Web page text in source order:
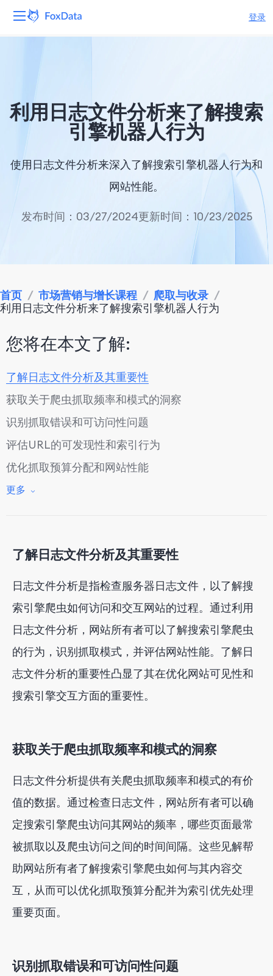
登录
解决方案
公司
利用日志文件分析来了解搜索
引擎机器人行为
使用日志文件分析来深入了解搜索引擎机器人行为和
网站性能。
发布时间：03/27/2024更新时间：10/23/2025
首页 / 市场营销与增长课程 / 爬取与收录 /
利用日志文件分析来了解搜索引擎机器人行为
您将在本文了解:
了解日志文件分析及其重要性
获取关于爬虫抓取频率和模式的洞察
识别抓取错误和可访问性问题
评估URL的可发现性和索引行为
优化抓取预算分配和网站性能
结论：通过日志文件分析提升网站性能
更多
了解日志文件分析及其重要性
日志文件分析是指检查服务器日志文件，以了解搜
索引擎爬虫如何访问和交互网站的过程。通过利用
日志文件分析，网站所有者可以了解搜索引擎爬虫
的行为，识别抓取模式，并评估网站性能。了解日
志文件分析的重要性凸显了其在优化网站可见性和
搜索引擎交互方面的重要性。
获取关于爬虫抓取频率和模式的洞察
日志文件分析提供有关爬虫抓取频率和模式的有价
值的数据。通过检查日志文件，网站所有者可以确
定搜索引擎爬虫访问其网站的频率，哪些页面最常
被抓取以及爬虫访问之间的时间间隔。这些见解帮
助网站所有者了解搜索引擎爬虫如何与其内容交
互，从而可以优化抓取预算分配并为索引优先处理
重要页面。
识别抓取错误和可访问性问题